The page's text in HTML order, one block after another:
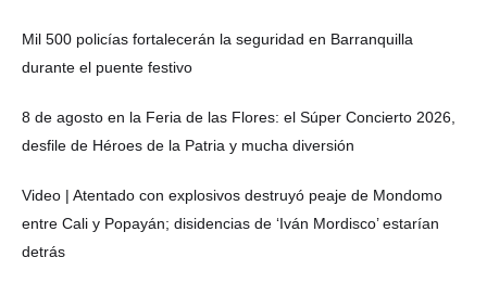
Mil 500 policías fortalecerán la seguridad en Barranquilla
durante el puente festivo
8 de agosto en la Feria de las Flores: el Súper Concierto 2026,
desfile de Héroes de la Patria y mucha diversión
Video | Atentado con explosivos destruyó peaje de Mondomo
entre Cali y Popayán; disidencias de ‘Iván Mordisco’ estarían
detrás